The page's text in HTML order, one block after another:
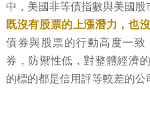
中，美國非等債指數與美國股
既沒有股票的上漲潛力，也
債券與股票的行動高度一
券，防禦性低，對整體經濟
的標的都是信用評等較差的公